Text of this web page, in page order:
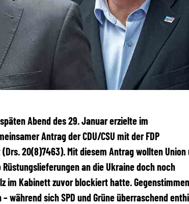
Abend des 29. Januar erzielte im
Antrag der CDU/CSU mit der FDP
20(8)7463). Mit diesem Antrag wollten Union
Rüstungslieferungen an die Ukraine doch noch
im Kabinett zuvor blockiert hatte. Gegenstimmen
während sich SPD und Grüne überraschend